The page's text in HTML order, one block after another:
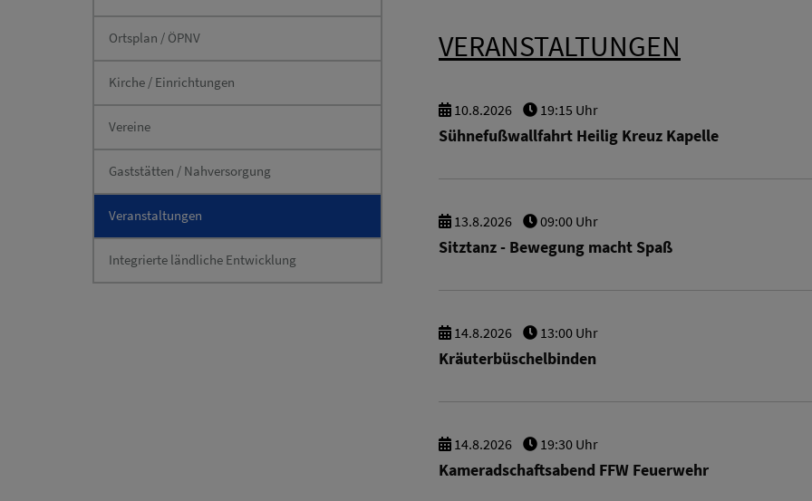
Ortsplan / ÖPNV
Kirche / Einrichtungen
Vereine
Gaststätten / Nahversorgung
Veranstaltungen
Integrierte ländliche Entwicklung
VERANSTALTUNGEN
10.8.2026 19:15 Uhr
Sühnefußwallfahrt Heilig Kreuz Kapelle
13.8.2026 09:00 Uhr
Sitztanz - Bewegung macht Spaß
14.8.2026 13:00 Uhr
Kräuterbüschelbinden
14.8.2026 19:30 Uhr
Kameradschaftsabend FFW Feuerwehr